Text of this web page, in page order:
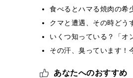
食べるとハマる焼肉の希
クマと遭遇、その時どう
いくつ知っている？「
その汗、臭っています！
あなたへのおすすめ